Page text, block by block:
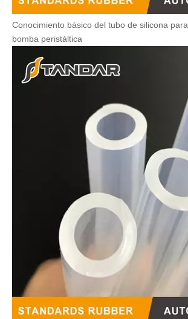
Conocimiento básico del tubo de silicona para
bomba peristáltica